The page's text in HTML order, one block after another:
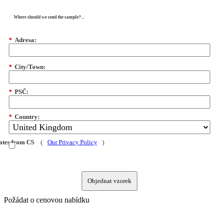
Where should we send the sample?...
* Adresa:
* City/Town:
* PSČ:
* Country:
from CS ( Our Privacy Policy )
Objednat vzorek
Požádat o cenovou nabídku